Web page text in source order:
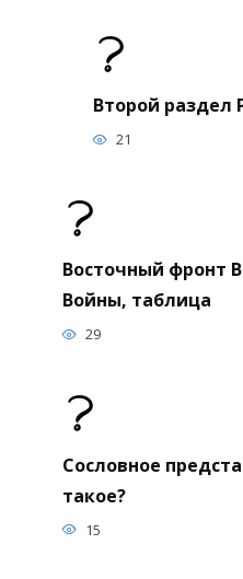
Второй раздел
21
Восточный фронт
Войны, таблица
29
Сословное
такое?
15